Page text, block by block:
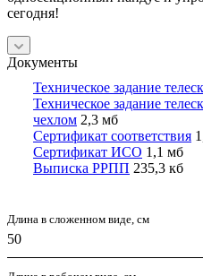
сегодня!
Документы
Техническое задание
Техническое задание
чехлом 2,3 мб
Сертификат соответствия
Сертификат ИСО 1,1 мб
Выписка РРПП 235,3 кб
Длина в сложенном виде, см
50